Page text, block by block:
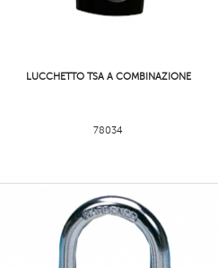
LUCCHETTO TSA A COMBINAZIONE
78034